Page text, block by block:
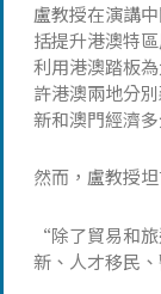
盧教授在演講
括提升港澳特
利用港澳踏板
許港澳兩地分
新和澳門經濟多
然而，盧教授
“除了貿易和
新、人才移民